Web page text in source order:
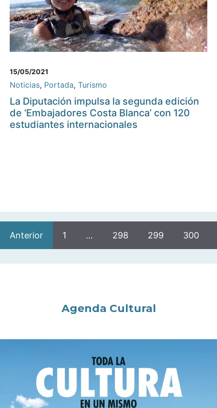
15/05/2021
Noticias, Portada, Turismo
La Diputación impulsa la segunda edición
de ‘Embajadores Costa Blanca’ con 120
estudiantes internacionales
Anterior 1 … 298 299 300
Agenda Cultural